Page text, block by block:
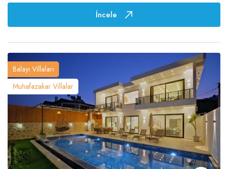
İncele
Balayı Villaları
Muhafazakar Villalar